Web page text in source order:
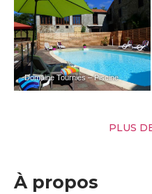
Domaine Tournies – Piscine
PLUS
À propos